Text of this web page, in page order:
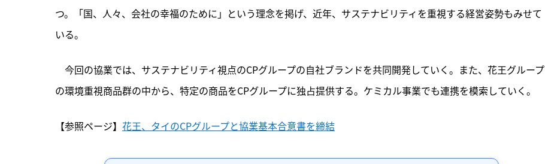
つ。「国、人々、会社の幸福のために」という理念を掲げ、近年、サステナビリティを重視する経営姿勢もみせて
いる。
今回の協業では、サステナビリティ視点のCPグループの自社ブランドを共同開発していく。また、花王グループ
の環境重視商品群の中から、特定の商品をCPグループに独占提供する。ケミカル事業でも連携を模索していく。
【参照ページ】 花王、タイのCPグループと協業基本合意書を締結